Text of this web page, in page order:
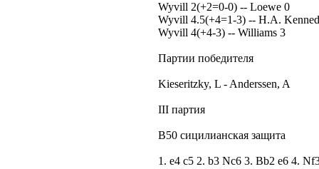
Wyvill 2(+2=0-0) -- Loewe 0
Wyvill 4.5(+4=1-3) -- H.A.
Wyvill 4(+4-3) -- Williams 3
Партии победителя
Kieseritzky, L - Anderssen, A
III партия
B50 сицилианская защита
1. e4 c5 2. b3 Nc6 3. Bb2 e6 4.